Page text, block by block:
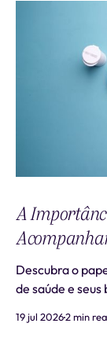
A
Descubra o
de saúde e
19 jul 20262 min